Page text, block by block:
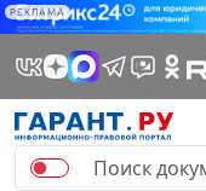
РЕКЛАМА